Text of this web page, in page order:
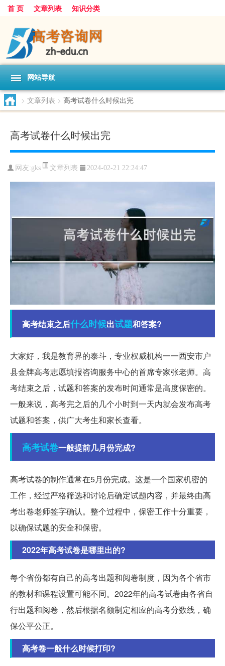
首 页 文章列表 知识分类
网站导航
> 文章列表 > 高考试卷什么时候出完
高考试卷什么时候出完
网友:gks 文章列表 2024-02-21 22:24:47
高考结束之后什么时候出试题和答案?
大家好，我是教育界的泰斗，专业权威机构一一西安市户
县金牌高考志愿填报咨询服务中心的首席专家张老师。高
考结束之后，试题和答案的发布时间通常是高度保密的。
一般来说，高考完之后的几个小时到一天内就会发布高考
试题和答案，供广大考生和家长查看。
高考试卷一般提前几月份完成?
高考试卷的制作通常在5月份完成。这是一个国家机密的
工作，经过严格筛选和讨论后确定试题内容，并最终由高
考出卷老师签字确认。整个过程中，保密工作十分重要，
以确保试题的安全和保密。
2022年高考试卷是哪里出的?
每个省份都有自己的高考出题和阅卷制度，因为各个省市
的教材和课程设置可能不同。2022年的高考试卷由各省自
行出题和阅卷，然后根据名额制定相应的高考分数线，确
保公平公正。
高考卷一般什么时候打印?